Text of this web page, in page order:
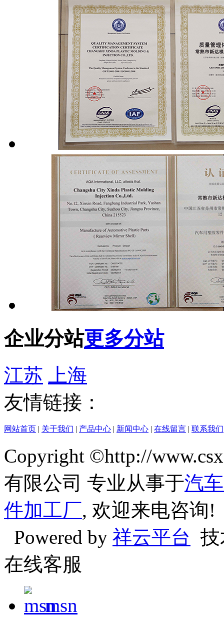
企业分站更多分站
江苏
上海
友情链接：
网站首页 | 关于我们 | 产品中心 | 新闻中心 | 在线留言 | 联系我们
Copyright ©http://
有限公司 专业从事于汽
件加工厂, 欢迎来电咨询!
Powered by 祥云平台
在线客服
msn